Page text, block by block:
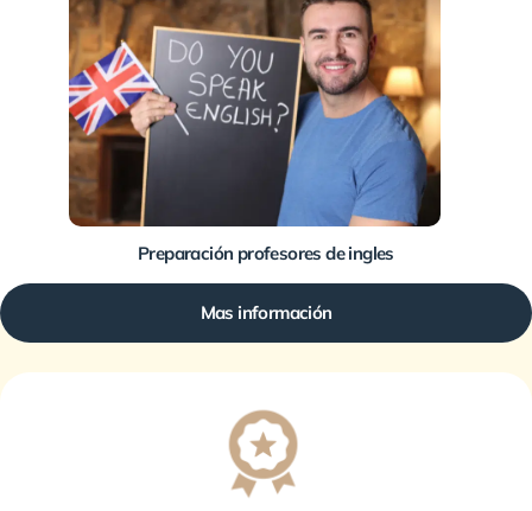
Preparación profesores de ingles
Mas información